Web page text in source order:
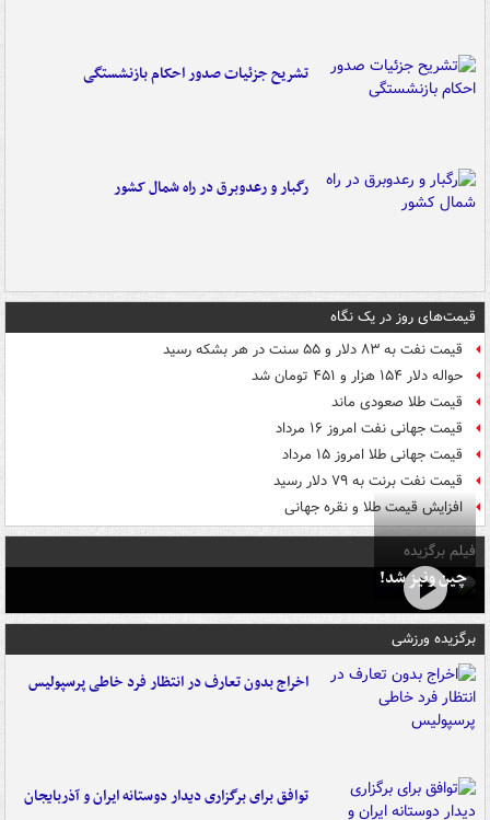
تشریح جزئیات صدور احکام بازنشستگی
رگبار و رعدوبرق در راه شمال کشور
قیمت‌های روز در یک نگاه
قیمت نفت به ۸۳ دلار و ۵۵ سنت در هر بشکه رسید
حواله دلار ۱۵۴ هزار و ۴۵۱ تومان شد
قیمت طلا صعودی ماند
قیمت جهانی نفت امروز ۱۶ مرداد
قیمت جهانی طلا امروز ۱۵ مرداد
قیمت نفت برنت به ۷۹ دلار رسید
افزایش قیمت طلا و نقره جهانی
فیلم برگزیده
چین ونیز شد!
برگزیده ورزشی
اخراج بدون تعارف در انتظار فرد خاطی پرسپولیس
توافق برای برگزاری دیدار دوستانه ایران و آذربایجان